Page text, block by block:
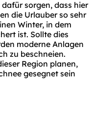
sorgen, dass hier
die Urlauber so sehr
Winter, in dem
ist. Sollte dies
moderne Anlagen
zu beschneien.
Region planen,
gesegnet sein